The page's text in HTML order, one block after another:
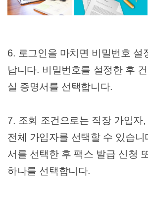
6. 로그인을 마치면 비밀번호 설
납니다. 비밀번호를 설정한 후
실 증명서를 선택합니다.
7. 조회 조건으로는 직장 가입자
전체 가입자를 선택할 수 있습니
서를 선택한 후 팩스 발급 신청
하나를 선택합니다.